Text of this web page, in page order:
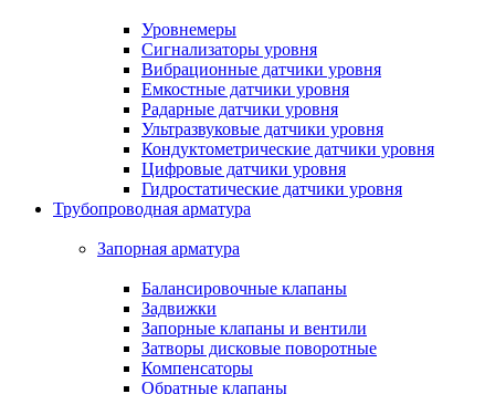
Уровнемеры
Сигнализаторы уровня
Вибрационные датчики уровня
Емкостные датчики уровня
Радарные датчики уровня
Ультразвуковые датчики уровня
Кондуктометрические датчики уровня
Цифровые датчики уровня
Гидростатические датчики уровня
Трубопроводная арматура
Запорная арматура
Балансировочные клапаны
Задвижки
Запорные клапаны и вентили
Затворы дисковые поворотные
Компенсаторы
Обратные клапаны